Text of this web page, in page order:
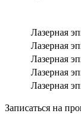
Лазерная
Лазерная
Лазерная
Лазерная
Лазерная
Записаться на